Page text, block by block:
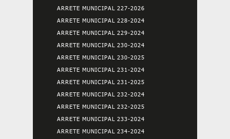
ARRETE MUNICIPAL 227-2026
ARRETE MUNICIPAL 228-2024
ARRETE MUNICIPAL 229-2024
ARRETE MUNICIPAL 230-2024
ARRETE MUNICIPAL 230-2025
ARRETE MUNICIPAL 231-2024
ARRETE MUNICIPAL 231-2025
ARRETE MUNICIPAL 232-2024
ARRETE MUNICIPAL 232-2025
ARRETE MUNICIPAL 233-2024
ARRETE MUNICIPAL 234-2024